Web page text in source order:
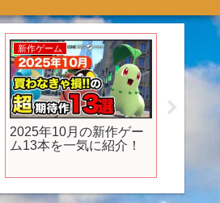
新作ゲーム
2025年10月の新作ゲー
ム13本を一気に紹介！
よる感